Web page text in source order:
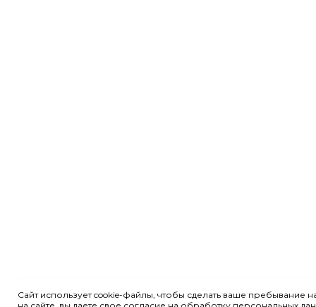
Сайт использует cookie-файлы, чтобы сделать ваше